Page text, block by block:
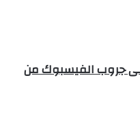
جروب الفيسبوك من